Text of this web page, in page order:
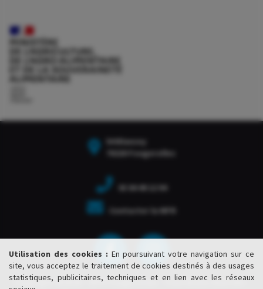
Utilisation des cookies : En poursuivant votre navigation sur ce
site, vous acceptez le traitement de cookies destinés à des usages
statistiques, publicitaires, techniques et en lien avec les réseaux
54 Blanzey
70220 Fougerolles
03 84 49 12 94
Contacter la MFR
Copyright ©2020 - MFR Fougerolles - Tous droits réservés -